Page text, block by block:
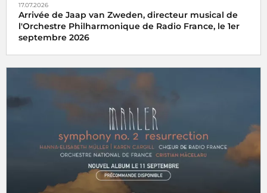
17.07.2026
Arrivée de Jaap van Zweden, directeur musical de
l'Orchestre Philharmonique de Radio France, le 1er
septembre 2026